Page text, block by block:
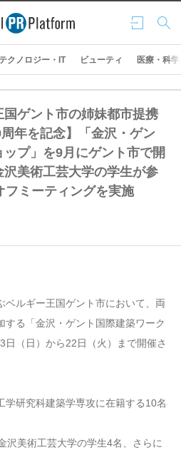
ログ
イン
検索
テクノロジー・IT ビューティ 医療・科学
国ゲント市の姉妹都市提携
年を記念】「金沢・ゲン
ップ」を9月にゲント市で開
美術工芸大学の学生が参
フミーティングを実施
ベルギー王国ゲント市において、両
する「金沢・ゲント国際建築ワーク
（日）から22日（火）まで開催さ
学研究科建築学専攻に在籍する10名
沢美術工芸大学の学生4名、さらに